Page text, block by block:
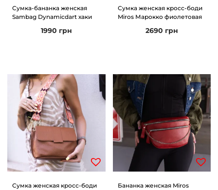
Сумка-бананка женская
Sambag Dynamicdart хаки
1990 грн
Сумка женская кросс-боди
Miros Марокко фиолетовая
2690 грн
Сумка женская кросс-боди
Бананка женская Miros